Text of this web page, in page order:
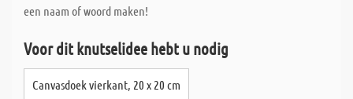
een naam of woord maken!
Voor dit knutselidee hebt u nodig
Canvasdoek vierkant, 20 x 20 cm